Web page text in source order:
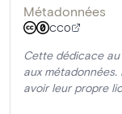
Métadonnées
CC0
Cette dédicace
aux
avoir leur propre